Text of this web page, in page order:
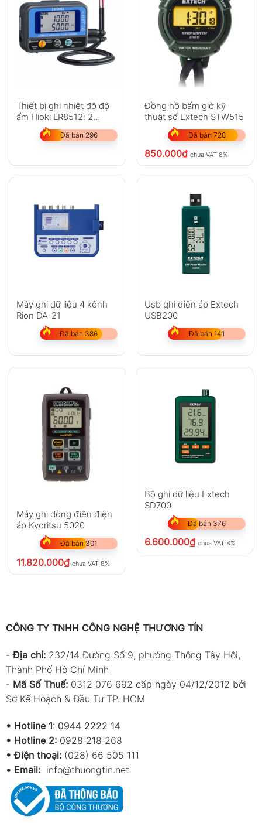
Thiết bị ghi nhiệt độ độ
ẩm Hioki LR8512: 2
kênh, Bluetooth
Đã bán 296
Đồng hồ bấm giờ kỹ
thuật số Extech STW515
Đã bán 728
850.000₫ chưa VAT 8%
Máy ghi dữ liệu 4 kênh
Rion DA-21
Đã bán 386
Usb ghi điện áp Extech
USB200
Đã bán 141
Máy ghi dòng điện điện
áp Kyoritsu 5020
Đã bán 301
11.820.000₫ chưa VAT 8%
Bộ ghi dữ liệu Extech
SD700
Đã bán 376
6.600.000₫ chưa VAT 8%
CÔNG TY TNHH CÔNG NGHỆ THƯƠNG TÍN
-Địa chỉ: 232/14 Đường Số 9, phường Thông Tây Hội,
Thành Phố Hồ Chí Minh
- Mã Số Thuế: 0312 076 692 cấp ngày 04/12/2012 bởi
Sở Kế Hoạch & Đầu Tư TP. HCM
• Hotline 1: 0944 2222 14
• Hotline 2: 0928 218 268
• Điện thoại: (028) 66 505 111
• Email: info@thuongtin.net